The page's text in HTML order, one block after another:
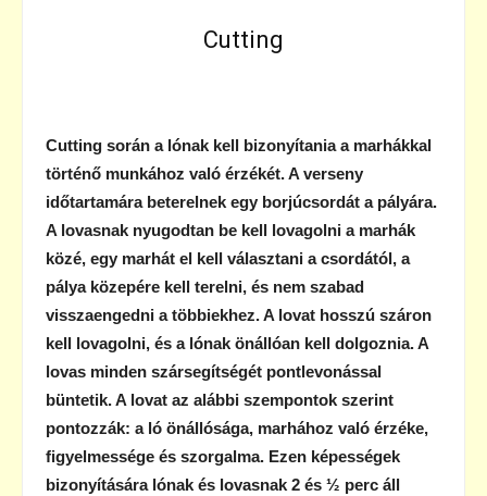
Cutting
Cutting során a lónak kell bizonyítania a marhákkal
történő munkához való érzékét. A verseny
időtartamára beterelnek egy borjúcsordát a pályára.
A lovasnak nyugodtan be kell lovagolni a marhák
közé, egy marhát el kell választani a csordától, a
pálya közepére kell terelni, és nem szabad
visszaengedni a többiekhez. A lovat hosszú száron
kell lovagolni, és a lónak önállóan kell dolgoznia. A
lovas minden szársegítségét pontlevonással
büntetik. A lovat az alábbi szempontok szerint
pontozzák: a ló önállósága, marhához való érzéke,
figyelmessége és szorgalma. Ezen képességek
bizonyítására lónak és lovasnak 2 és ½ perc áll